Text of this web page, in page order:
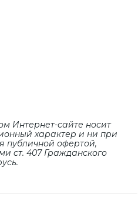
Интернет-сайте носит
характер и ни при
публичной офертой,
cт. 407 Гражданского